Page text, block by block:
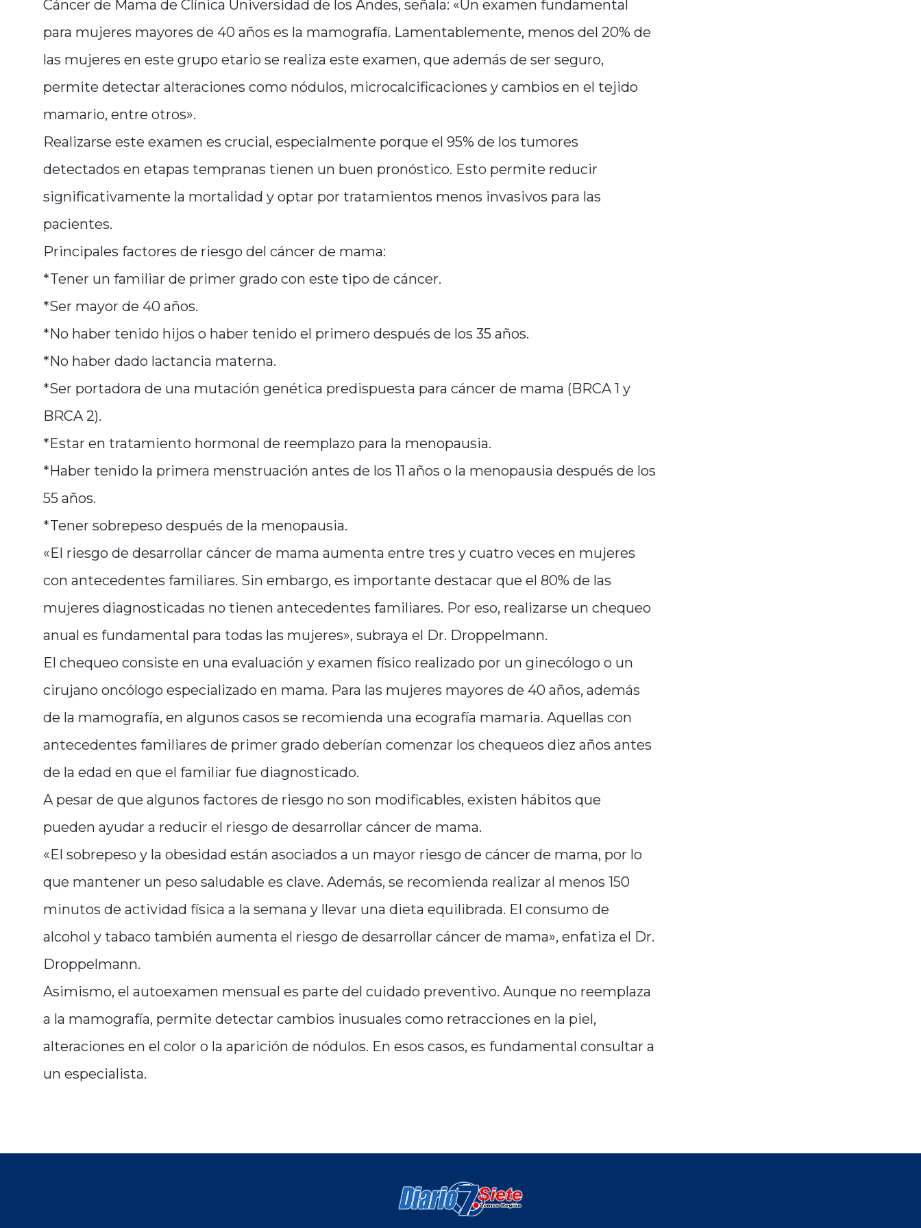
Cáncer de Mama de Clínica Universidad de los Andes, señala: «Un examen fundamental
para mujeres mayores de 40 años es la mamografía. Lamentablemente, menos del 20% de
las mujeres en este grupo etario se realiza este examen, que además de ser seguro,
permite detectar alteraciones como nódulos, microcalcificaciones y cambios en el tejido
mamario, entre otros».
Realizarse este examen es crucial, especialmente porque el 95% de los tumores
detectados en etapas tempranas tienen un buen pronóstico. Esto permite reducir
significativamente la mortalidad y optar por tratamientos menos invasivos para las
pacientes.
Principales factores de riesgo del cáncer de mama:
*Tener un familiar de primer grado con este tipo de cáncer.
*Ser mayor de 40 años.
*No haber tenido hijos o haber tenido el primero después de los 35 años.
*No haber dado lactancia materna.
*Ser portadora de una mutación genética predispuesta para cáncer de mama (BRCA 1 y
BRCA 2).
*Estar en tratamiento hormonal de reemplazo para la menopausia.
*Haber tenido la primera menstruación antes de los 11 años o la menopausia después de los
55 años.
*Tener sobrepeso después de la menopausia.
«El riesgo de desarrollar cáncer de mama aumenta entre tres y cuatro veces en mujeres
con antecedentes familiares. Sin embargo, es importante destacar que el 80% de las
mujeres diagnosticadas no tienen antecedentes familiares. Por eso, realizarse un chequeo
anual es fundamental para todas las mujeres», subraya el Dr. Droppelmann.
El chequeo consiste en una evaluación y examen físico realizado por un ginecólogo o un
cirujano oncólogo especializado en mama. Para las mujeres mayores de 40 años, además
de la mamografía, en algunos casos se recomienda una ecografía mamaria. Aquellas con
antecedentes familiares de primer grado deberían comenzar los chequeos diez años antes
de la edad en que el familiar fue diagnosticado.
A pesar de que algunos factores de riesgo no son modificables, existen hábitos que
pueden ayudar a reducir el riesgo de desarrollar cáncer de mama.
«El sobrepeso y la obesidad están asociados a un mayor riesgo de cáncer de mama, por lo
que mantener un peso saludable es clave. Además, se recomienda realizar al menos 150
minutos de actividad física a la semana y llevar una dieta equilibrada. El consumo de
alcohol y tabaco también aumenta el riesgo de desarrollar cáncer de mama», enfatiza el Dr.
Droppelmann.
Asimismo, el autoexamen mensual es parte del cuidado preventivo. Aunque no reemplaza
a la mamografía, permite detectar cambios inusuales como retracciones en la piel,
alteraciones en el color o la aparición de nódulos. En esos casos, es fundamental consultar a
un especialista.